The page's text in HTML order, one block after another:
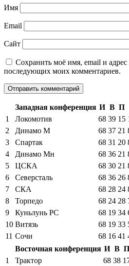
Имя
Email
Сайт
Сохранить моё имя, email и адрес
последующих моих комментариев.
Западная конференция И В П
1
Локомотив 68 39 15
2
Динамо М 68 37 21
3
Спартак 68 31 20
4
Динамо Мн 68 36 21
5
ЦСКА 68 30 21
6
Северсталь 68 36 26
7
СКА 68 28 24
8
Торпедо 68 24 28
9
Куньлунь РС 68 19 34
10 Витязь 68 19 33
11 Сочи 68 16 41
Восточная конференция И В П
1
Трактор 68 38